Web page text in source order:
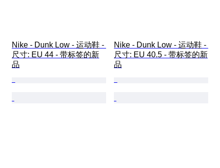
Nike - Dunk Low - 运动鞋 -
尺寸: EU 44 - 带标签的新
品
Nike - Dunk Low - 运动鞋 -
尺寸: EU 40.5 - 带标签的新
品